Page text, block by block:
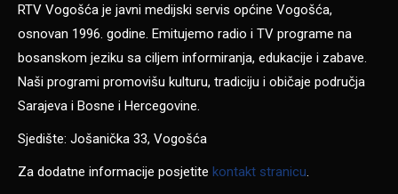
RTV Vogošća je javni medijski servis općine Vogošća,
osnovan 1996. godine. Emitujemo radio i TV programe na
bosanskom jeziku sa ciljem informiranja, edukacije i zabave.
Naši programi promovišu kulturu, tradiciju i običaje područja
Sarajeva i Bosne i Hercegovine.
Sjedište: Jošanička 33, Vogošća
Za dodatne informacije posjetite kontakt stranicu